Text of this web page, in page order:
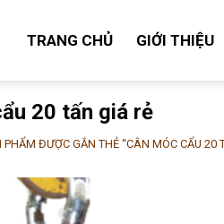
TRANG CHỦ GIỚI THIỆU
20 tấn giá rẻ
PHẨM ĐƯỢC GẮN THẺ “CÂN MÓC CẨU 20